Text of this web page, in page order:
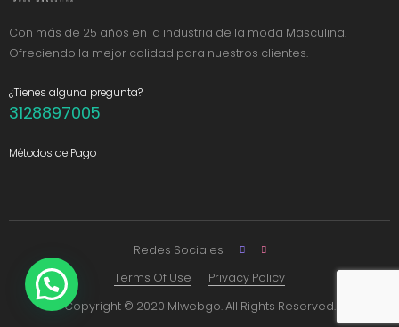
Con más de 25 años en la industria de la moda Masculina.
Ofreciendo la mejor calidad para nuestros clientes.
¿Tienes alguna pregunta?
3128897005
Métodos de Pago
Copyright © 2020 MIwebgo. All Rights Reserved.
Terms Of Use Privacy Policy
Redes Sociales